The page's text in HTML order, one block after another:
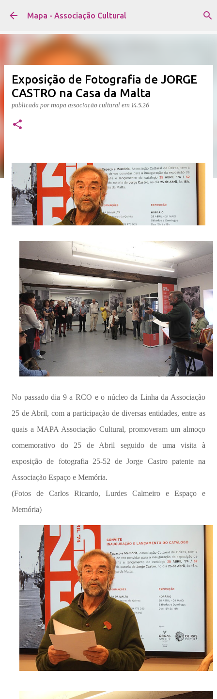
Avançar para o conteúdo principal
Mapa - Associação Cultural
Exposição de Fotografia de JORGE
CASTRO na Casa da Malta
publicada por mapa associação cultural em 14.5.26
No passado dia 9 a RCO e o núcleo da Linha da Associação
25 de Abril, com a participação de diversas entidades, entre as
quais a MAPA Associação Cultural, promoveram um almoço
comemorativo do 25 de Abril seguido de uma visita à
exposição de fotografia 25-52 de Jorge Castro patente na
Associação Espaço e Memória.
(Fotos de Carlos Ricardo, Lurdes Calmeiro e Espaço e
Memória)